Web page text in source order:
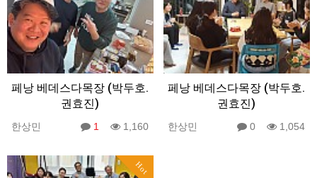
페낭 베데스다목장 (박두호.
권효진)
한상민 1 1,160
페낭 베데스다목장 (박두호.
권효진)
한상민 0 1,054
Hot